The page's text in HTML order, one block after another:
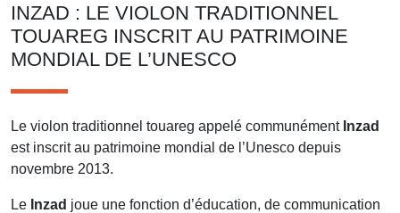
INZAD : LE VIOLON TRADITIONNEL
TOUAREG INSCRIT AU PATRIMOINE
MONDIAL DE L’UNESCO
Le violon traditionnel touareg appelé communément Inzad
est inscrit au patrimoine mondial de l’Unesco depuis
novembre 2013.
Le Inzad joue une fonction d’éducation, de communication